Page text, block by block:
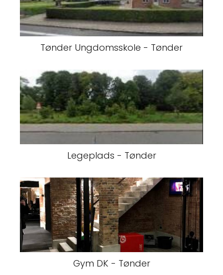
Tønder Ungdomsskole - Tønder
Legeplads - Tønder
Gym DK - Tønder